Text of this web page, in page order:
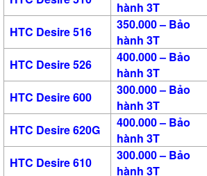
hành 3T
HTC Desire 516
350.000 – Bảo
hành 3T
HTC Desire 526
400.000 – Bảo
hành 3T
HTC Desire 600
300.000 – Bảo
hành 3T
HTC Desire 620G
400.000 – Bảo
hành 3T
HTC Desire 610
300.000 – Bảo
hành 3T